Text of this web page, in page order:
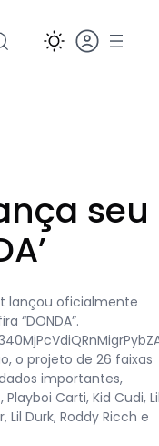
seu
lançou oficialmente
“DONDA”.
o projeto de 26 faixas
importantes,
Carti, Kid Cudi,
Lil Durk, Roddy Ricch e